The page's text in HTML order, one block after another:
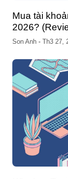
Cách thay
Chang Nguyen-